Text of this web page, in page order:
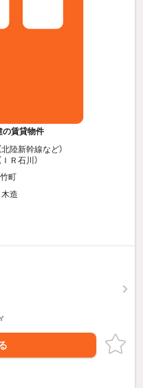
の賃貸物件
北陸新幹線など）
ＩＲ石川）
町
造